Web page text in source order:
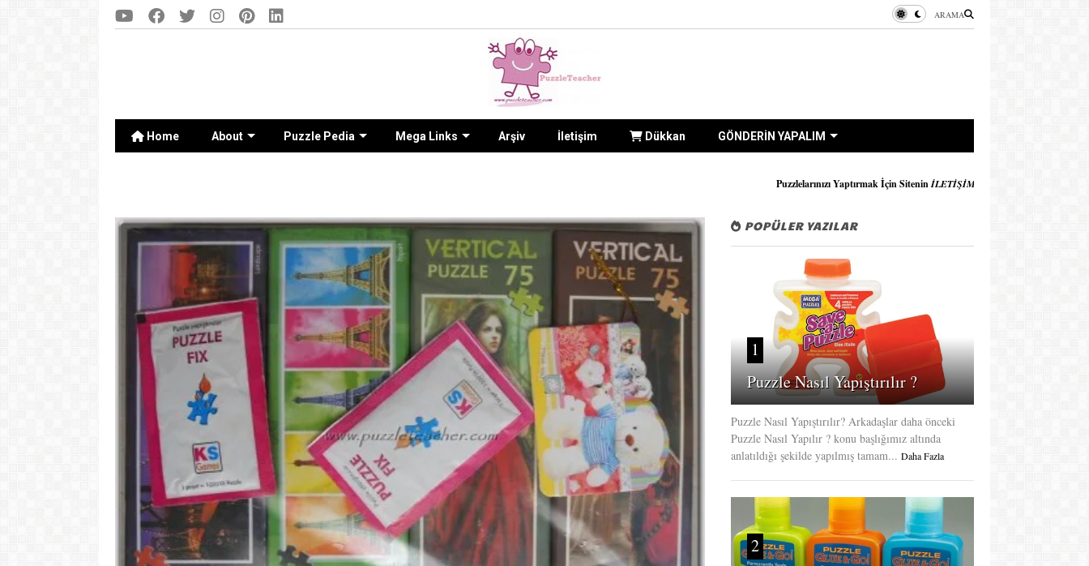
ARAMA
Home About Puzzle Pedia Mega Links Arşiv İletişim Dükkan GÖNDERİN YAPALIM
Puzzlelarınızı Yaptırmak İçin SiteninİLETİŞİM formu veya WhatsAppÜzerinden Bana
POPÜLER YAZILAR
1
Puzzle Nasıl Yapıştırılır ?
Puzzle Nasıl Yapıştırılır? Arkadaşlar daha önceki
Puzzle Nasıl Yapılır ? konu başlığımız altında
anlatıldığı şekilde yapılmış tamam... Daha Fazla
2